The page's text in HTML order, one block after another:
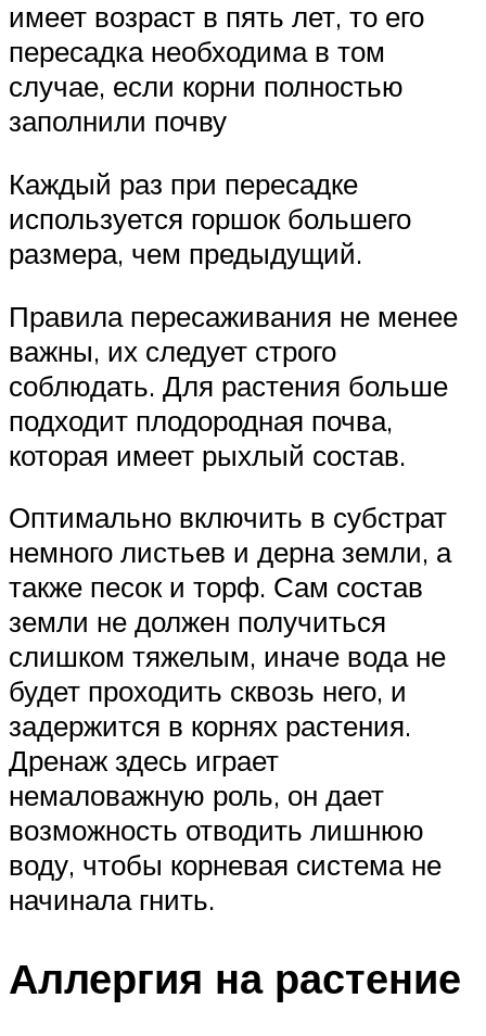
имеет возраст в пять лет, то его
пересадка необходима в том
случае, если корни полностью
заполнили почву
Каждый раз при пересадке
используется горшок большего
размера, чем предыдущий.
Правила пересаживания не менее
важны, их следует строго
соблюдать. Для растения больше
подходит плодородная почва,
которая имеет рыхлый состав.
Оптимально включить в субстрат
немного листьев и дерна земли, а
также песок и торф. Сам состав
земли не должен получиться
слишком тяжелым, иначе вода не
будет проходить сквозь него, и
задержится в корнях растения.
Дренаж здесь играет
немаловажную роль, он дает
возможность отводить лишнюю
воду, чтобы корневая система не
начинала гнить.
Аллергия на растение